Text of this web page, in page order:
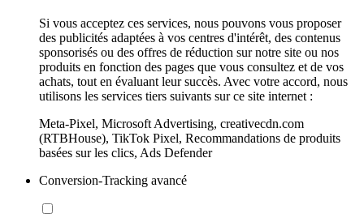
Si vous acceptez ces services, nous pouvons vous proposer
des publicités adaptées à vos centres d'intérêt, des contenus
sponsorisés ou des offres de réduction sur notre site ou nos
produits en fonction des pages que vous consultez et de vos
achats, tout en évaluant leur succès. Avec votre accord, nous
utilisons les services tiers suivants sur ce site internet :
Meta-Pixel, Microsoft Advertising, creativecdn.com
(RTBHouse), TikTok Pixel, Recommandations de produits
basées sur les clics, Ads Defender
Conversion-Tracking avancé